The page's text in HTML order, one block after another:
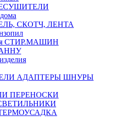
СКОТЧ, ЛЕНТА
СТИР.МАШИН
АДАПТЕРЫ ШНУРЫ
ПЕРЕНОСКИ